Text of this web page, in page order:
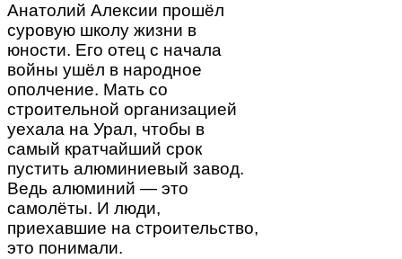
Анатолий Алексии прошёл
суровую школу жизни в
юности. Его отец с начала
войны ушёл в народное
ополчение. Мать со
строительной организацией
уехала на Урал, чтобы в
самый кратчайший срок
пустить алюминиевый завод.
Ведь алюминий — это
самолёты. И люди,
приехавшие на строительство,
это понимали.